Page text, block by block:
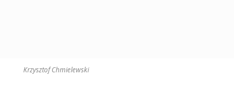
Krzysztof Chmielewski